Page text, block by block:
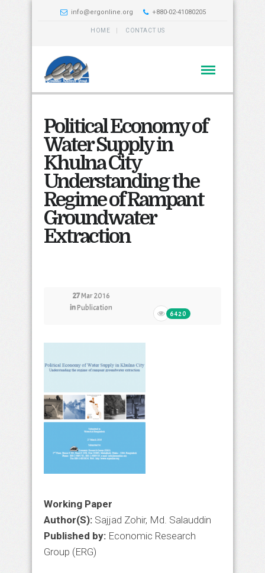
info@ergonline.org +880-02-41080205
HOME CONTACT US
Political Economy of
Water Supply in
Khulna City
Understanding the
Regime of Rampant
Groundwater
Extraction
27Mar 2016
inPublication
6420
Working Paper
Author(S): Sajjad Zohir, Md. Salauddin
Published by: Economic Research
Group (ERG)